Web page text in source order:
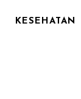
KESEHATAN